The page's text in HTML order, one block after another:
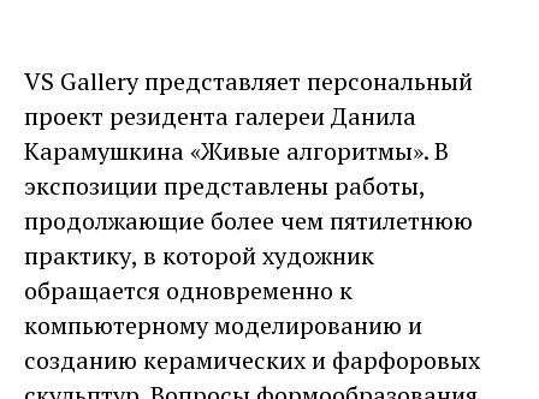
VS Gallery представляет персональный
проект резидента галереи Данила
Карамушкина «Живые алгоритмы». В
экспозиции представлены работы,
продолжающие более чем пятилетнюю
практику, в которой художник
обращается одновременно к
компьютерному моделированию и
созданию керамических и фарфоровых